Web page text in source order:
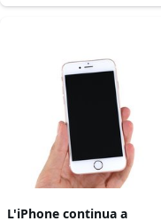
L'iPhone continua a